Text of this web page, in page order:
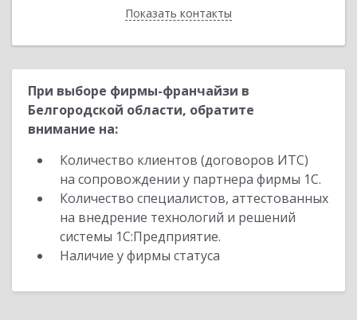
Показать контакты
Назад
При выборе фирмы-франчайзи в
Белгородской области, обратите
внимание на:
Количество клиентов (договоров ИТС)
на сопровождении у партнера фирмы 1С.
Количество специалистов, аттестованных
на внедрение технологий и решений
системы 1С:Предприятие.
Наличие у фирмы статуса